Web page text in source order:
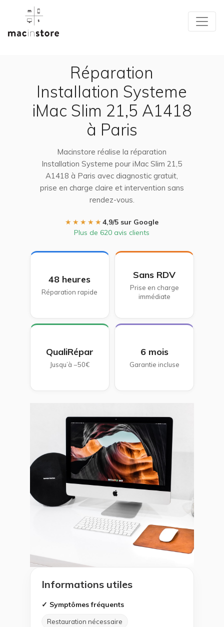
Réparation
Installation Systeme
iMac Slim 21,5 A1418
à Paris
Macinstore réalise la réparation
Installation Systeme pour iMac Slim 21,5
A1418 à Paris avec diagnostic gratuit,
prise en charge claire et intervention sans
rendez-vous.
★★★★★4,9/5 sur Google
Plus de 620 avis clients
48 heures
Réparation rapide
Sans RDV
Prise en charge
immédiate
QualiRépar
Jusqu’à −50€
6 mois
Garantie incluse
Informations utiles
✓ Symptômes fréquents
Restauration nécessaire